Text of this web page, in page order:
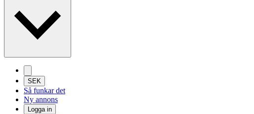
SEK
Så funkar det
Ny annons
Logga in